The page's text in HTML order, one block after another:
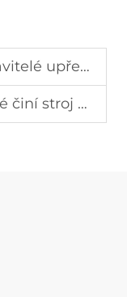
tvárnic pro trvanlivé cihly
pro stavebnictví